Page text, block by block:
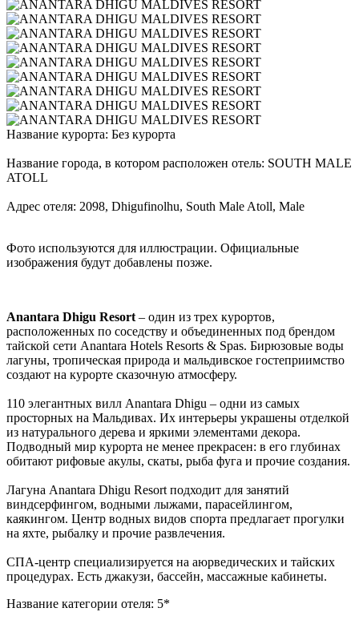
Название курорта: Без курорта
Название города, в котором расположен отель: SOUTH MALE
ATOLL
Адрес отеля: 2098, Dhigufinolhu, South Male Atoll, Male
Фото используются для иллюстрации. Официальные
изображения будут добавлены позже.
Anantara Dhigu Resort – один из трех курортов,
расположенных по соседству и объединенных под брендом
тайской сети Anantara Hotels Resorts & Spas. Бирюзовые воды
лагуны, тропическая природа и мальдивское гостеприимство
создают на курорте сказочную атмосферу.
110 элегантных вилл Anantara Dhigu – одни из самых
просторных на Мальдивах. Их интерьеры украшены отделкой
из натурального дерева и яркими элементами декора.
Подводный мир курорта не менее прекрасен: в его глубинах
обитают рифовые акулы, скаты, рыба фуга и прочие создания.
Лагуна Anantara Dhigu Resort подходит для занятий
виндсерфингом, водными лыжами, парасейлингом,
каякингом. Центр водных видов спорта предлагает прогулки
на яхте, рыбалку и прочие развлечения.
СПА-центр специализируется на аюрведических и тайских
процедурах. Есть джакузи, бассейн, массажные кабинеты.
Название категории отеля: 5*